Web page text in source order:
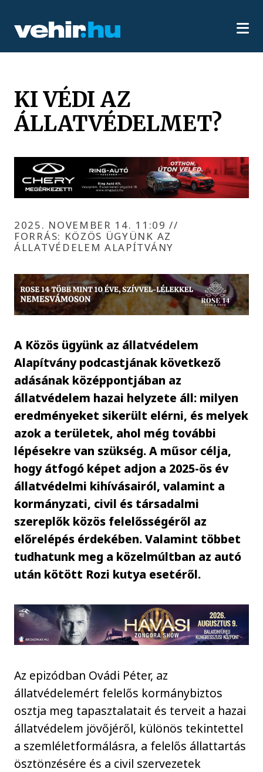
KI VÉDI AZ
ÁLLATVÉDELMET?
2025. NOVEMBER 14. 11:09//
FORRÁS: KÖZÖS ÜGYÜNK AZ
ÁLLATVÉDELEM ALAPÍTVÁNY
A Közös ügyünk az állatvédelem
Alapítvány podcastjának következő
adásának középpontjában az
állatvédelem hazai helyzete áll: milyen
eredményeket sikerült elérni, és melyek
azok a területek, ahol még további
lépésekre van szükség. A műsor célja,
hogy átfogó képet adjon a 2025-ös év
állatvédelmi kihívásairól, valamint a
kormányzati, civil és társadalmi
szereplők közös felelősségéről az
előrelépés érdekében. Valamint többet
tudhatunk meg a közelmúltban az autó
után kötött Rozi kutya esetéről.
Az epizódban Ovádi Péter, az
állatvédelemért felelős kormánybiztos
osztja meg tapasztalatait és terveit a hazai
állatvédelem jövőjéről, különös tekintettel
a szemléletformálásra, a felelős állattartás
ösztönzésére és a civil szervezetek